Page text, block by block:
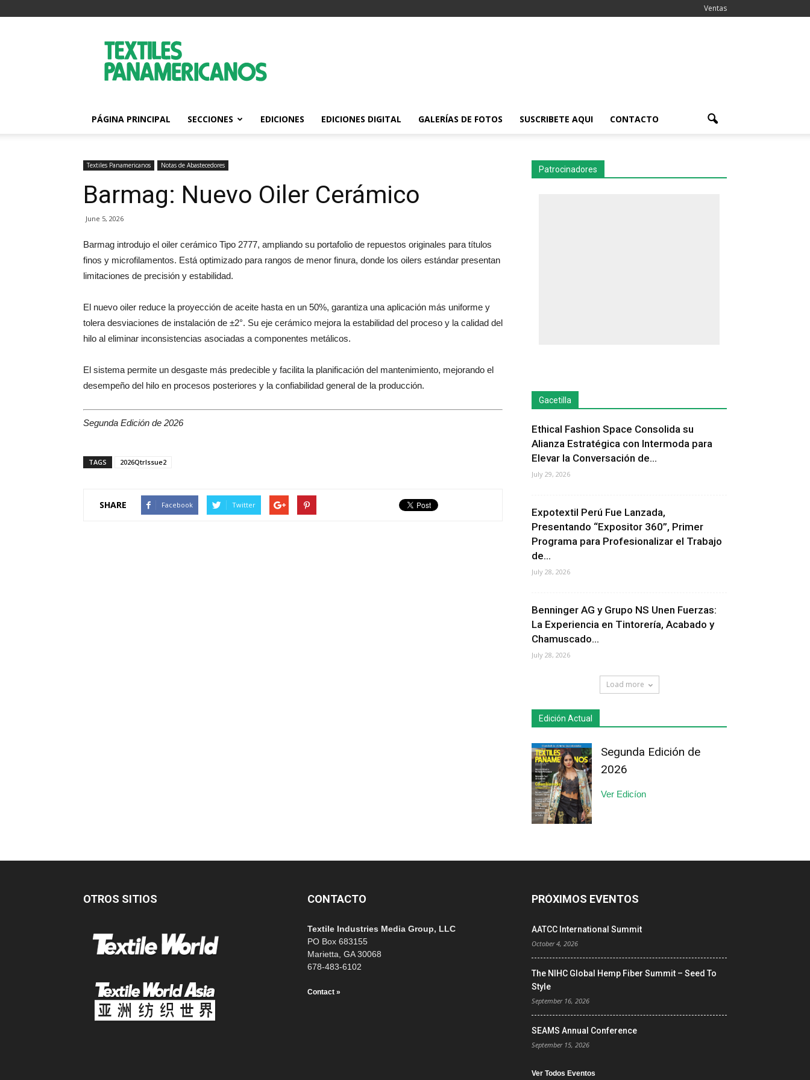
Ventas
Textiles
Panamericanos
PÁGINA PRINCIPAL SECCIONES EDICIONES EDICIONES DIGITAL GALERÍAS DE FOTOS SUSCRIBETE AQUI CONTACTO
Textiles Panamericanos Notas de Abastecedores
Barmag: Nuevo Oiler Cerámico
June 5, 2026
Barmag introdujo el oiler cerámico Tipo 2777, ampliando su portafolio de repuestos originales para títulos
finos y microfilamentos. Está optimizado para rangos de menor finura, donde los oilers estándar presentan
limitaciones de precisión y estabilidad.
El nuevo oiler reduce la proyección de aceite hasta en un 50%, garantiza una aplicación más uniforme y
tolera desviaciones de instalación de ±2°. Su eje cerámico mejora la estabilidad del proceso y la calidad del
hilo al eliminar inconsistencias asociadas a componentes metálicos.
El sistema permite un desgaste más predecible y facilita la planificación del mantenimiento, mejorando el
desempeño del hilo en procesos posteriores y la confiabilidad general de la producción.
Segunda Edición de 2026
TAGS 2026QtrIssue2
SHARE Facebook Twitter
Patrocinadores
Gacetilla
Ethical Fashion Space Consolida su
Alianza Estratégica con Intermoda para
Elevar la Conversación de...
July 29, 2026
Expotextil Perú Fue Lanzada,
Presentando “Expositor 360”, Primer
Programa para Profesionalizar el Trabajo
de...
July 28, 2026
Benninger AG y Grupo NS Unen Fuerzas:
La Experiencia en Tintorería, Acabado y
Chamuscado...
July 28, 2026
Load more
Edición Actual
Segunda Edición de
2026
Ver Edicíon
OTROS SITIOS CONTACTO
Textile Industries Media Group, LLC
PO Box 683155
Marietta, GA 30068
678-483-6102
Contact »
PRÓXIMOS EVENTOS
AATCC International Summit
October 4, 2026
The NIHC Global Hemp Fiber Summit – Seed To
Style
September 16, 2026
SEAMS Annual Conference
September 15, 2026
Ver Todos Eventos